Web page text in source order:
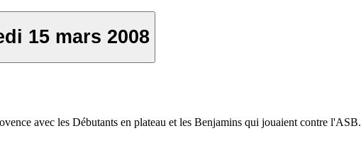
15 mars 2008
avec les Débutants en plateau et les Benjamins qui jouaient contre l'ASB.